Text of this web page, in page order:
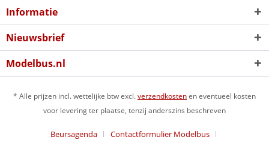
Informatie
Nieuwsbrief
Modelbus.nl
* Alle prijzen incl. wettelijke btw excl.verzendkostenen eventueel kosten
voor levering ter plaatse, tenzij anderszins beschreven
Beursagenda
Contactformulier Modelbus